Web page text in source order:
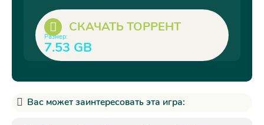
СКАЧАТЬ ТОРРЕНТ
Размер:
7.53 GB
Вас может заинтересовать эта игра: